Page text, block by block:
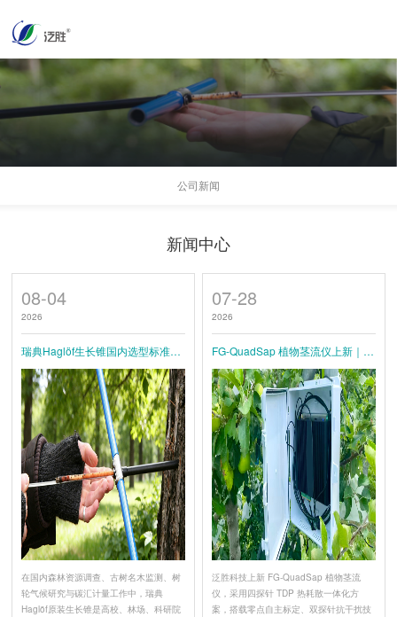
公司新闻
新闻中心
08-04
2026
瑞典Haglöf生长锥国内选型标准：两线螺纹5.15/10/12mm参数详解
在国内森林资源调查、古树名木监测、树
轮气候研究与碳汇计量工作中，瑞典
Haglöf原装生长锥是高校、林场、科研院
07-28
2026
FG-QuadSap 植物茎流仪上新｜四探针一体化方案，实现林木茎流与茎秆生长同步监测
泛胜科技上新 FG-QuadSap 植物茎流
仪，采用四探针 TDP 热耗散一体化方
案，搭载零点自主标定、双探针抗干扰技